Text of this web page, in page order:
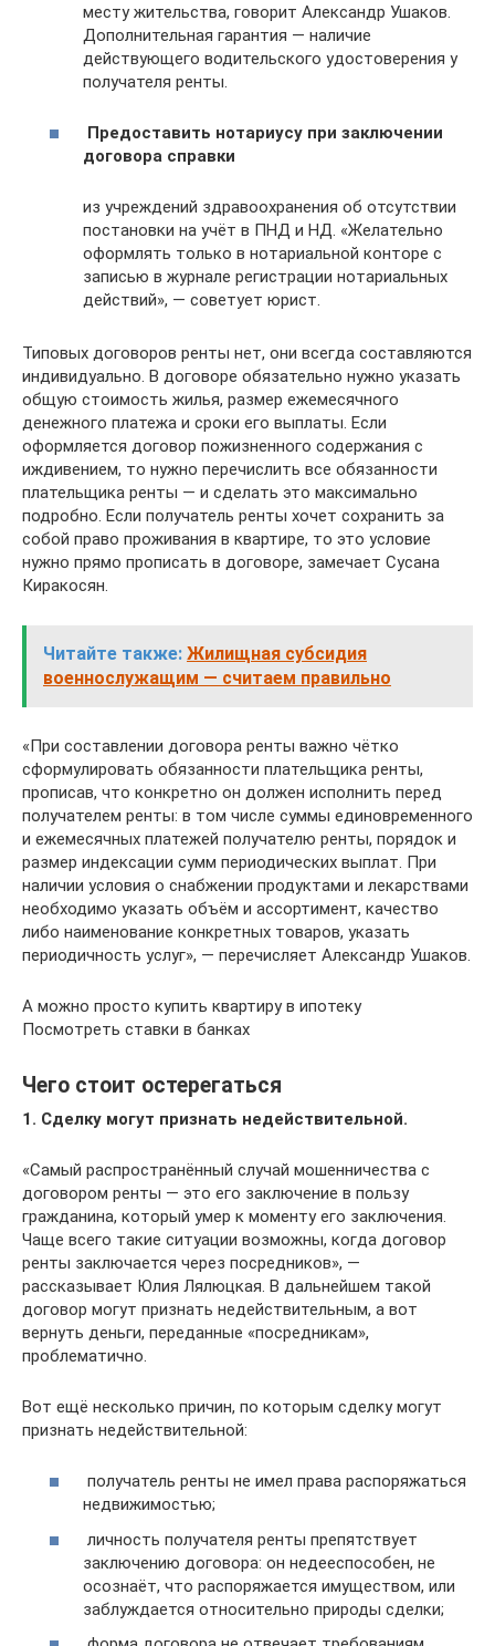
месту жительства, говорит Александр Ушаков.
Дополнительная гарантия — наличие
действующего водительского удостоверения у
получателя ренты.
Предоставить нотариусу при заключении
договора справки
из учреждений здравоохранения об отсутствии
постановки на учёт в ПНД и НД. «Желательно
оформлять только в нотариальной конторе с
записью в журнале регистрации нотариальных
действий», — советует юрист.
Типовых договоров ренты нет, они всегда составляются
индивидуально. В договоре обязательно нужно указать
общую стоимость жилья, размер ежемесячного
денежного платежа и сроки его выплаты. Если
оформляется договор пожизненного содержания с
иждивением, то нужно перечислить все обязанности
плательщика ренты — и сделать это максимально
подробно. Если получатель ренты хочет сохранить за
собой право проживания в квартире, то это условие
нужно прямо прописать в договоре, замечает Сусана
Киракосян.
Читайте также: Жилищная субсидия
военнослужащим — считаем правильно
«При составлении договора ренты важно чётко
сформулировать обязанности плательщика ренты,
прописав, что конкретно он должен исполнить перед
получателем ренты: в том числе суммы единовременного
и ежемесячных платежей получателю ренты, порядок и
размер индексации сумм периодических выплат. При
наличии условия о снабжении продуктами и лекарствами
необходимо указать объём и ассортимент, качество
либо наименование конкретных товаров, указать
периодичность услуг», — перечисляет Александр Ушаков.
А можно просто купить квартиру в ипотеку
Посмотреть ставки в банках
Чего стоит остерегаться
1. Сделку могут признать недействительной.
«Самый распространённый случай мошенничества с
договором ренты — это его заключение в пользу
гражданина, который умер к моменту его заключения.
Чаще всего такие ситуации возможны, когда договор
ренты заключается через посредников», —
рассказывает Юлия Лялюцкая. В дальнейшем такой
договор могут признать недействительным, а вот
вернуть деньги, переданные «посредникам»,
проблематично.
Вот ещё несколько причин, по которым сделку могут
признать недействительной:
получатель ренты не имел права распоряжаться
недвижимостью;
личность получателя ренты препятствует
заключению договора: он недееспособен, не
осознаёт, что распоряжается имуществом, или
заблуждается относительно природы сделки;